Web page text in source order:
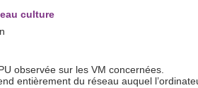
culture
observée sur les VM concernées.
entièrement du réseau auquel